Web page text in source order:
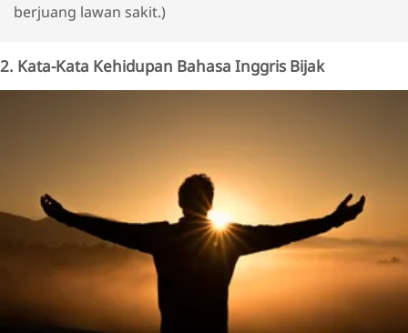
berjuang lawan sakit.)
2. Kata-Kata Kehidupan Bahasa Inggris Bijak